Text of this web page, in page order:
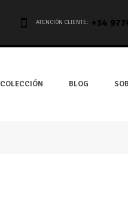
ATENCIÓN CLIENTE: +34
COLECCIÓN BLOG